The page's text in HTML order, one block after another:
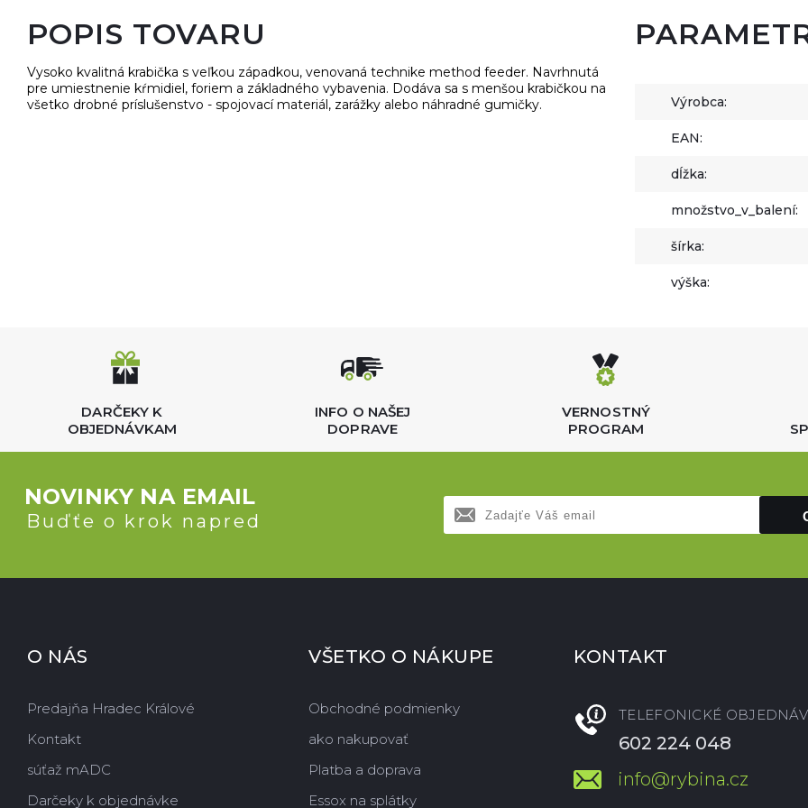
POPIS TOVARU
Vysoko kvalitná krabička s veľkou západkou, venovaná technike method feeder. Navrhnutá
pre umiestnenie kŕmidiel, foriem a základného vybavenia. Dodáva sa s menšou krabičkou na
všetko drobné príslušenstvo - spojovací materiál, zarážky alebo náhradné gumičky.
Výrobca:
EAN:
dĺžka:
množstvo_v_balení:
šírka:
výška:
DARČEKY K
OBJEDNÁVKAM
INFO O NAŠEJ
DOPRAVE
VERNOSTNÝ
PROGRAM
NOVINKY NA EMAIL
Buďťe o krok napred
O NÁS
Predajňa Hradec Králové
Kontakt
súťaž mADC
Darčeky k objednávke
VŠETKO O NÁKUPE
Obchodné podmienky
ako nakupovať
Platba a doprava
Essox na splátky
KONTAKT
TELEFONICKÉ
602 224 048
info@rybina.cz